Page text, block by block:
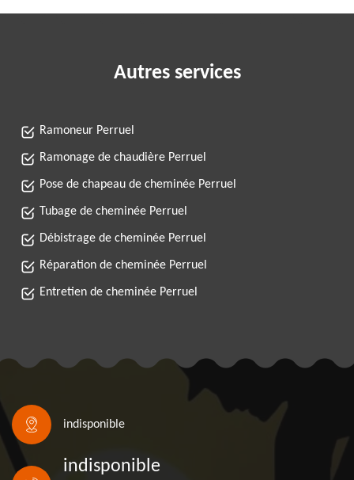
Autres services
Ramoneur Perruel
Ramonage de chaudière Perruel
Pose de chapeau de cheminée Perruel
Tubage de cheminée Perruel
Débistrage de cheminée Perruel
Réparation de cheminée Perruel
Entretien de cheminée Perruel
indisponible
indisponible